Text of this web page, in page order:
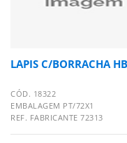
LAPIS C/BORRACHA
CÓD. 18322
EMBALAGEM PT/72X1
REF. FABRICANTE 72313